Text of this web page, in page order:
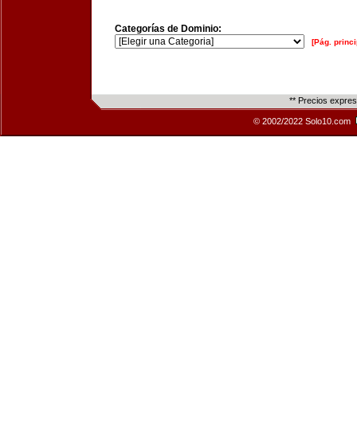
Categorías de Dominio:
[Pág.
** Precios
© 2002/2022 Solo10.com